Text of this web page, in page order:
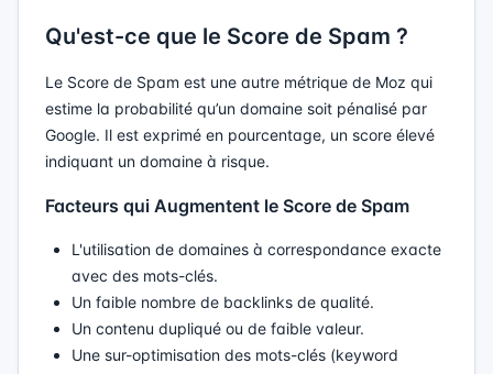
Qu'est-ce que le Score de Spam ?
Le Score de Spam est une autre métrique de Moz qui
estime la probabilité qu’un domaine soit pénalisé par
Google. Il est exprimé en pourcentage, un score élevé
indiquant un domaine à risque.
Facteurs qui Augmentent le Score de Spam
L'utilisation de domaines à correspondance exacte
avec des mots-clés.
Un faible nombre de backlinks de qualité.
Un contenu dupliqué ou de faible valeur.
Une sur-optimisation des mots-clés (keyword